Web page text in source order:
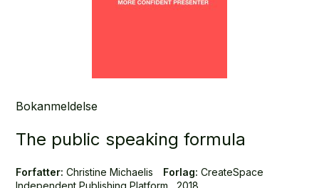
Bokanmeldelse
The public speaking formula
Forfatter: Christine Michaelis Forlag: CreateSpace
Independent Publishing Platform , 2018